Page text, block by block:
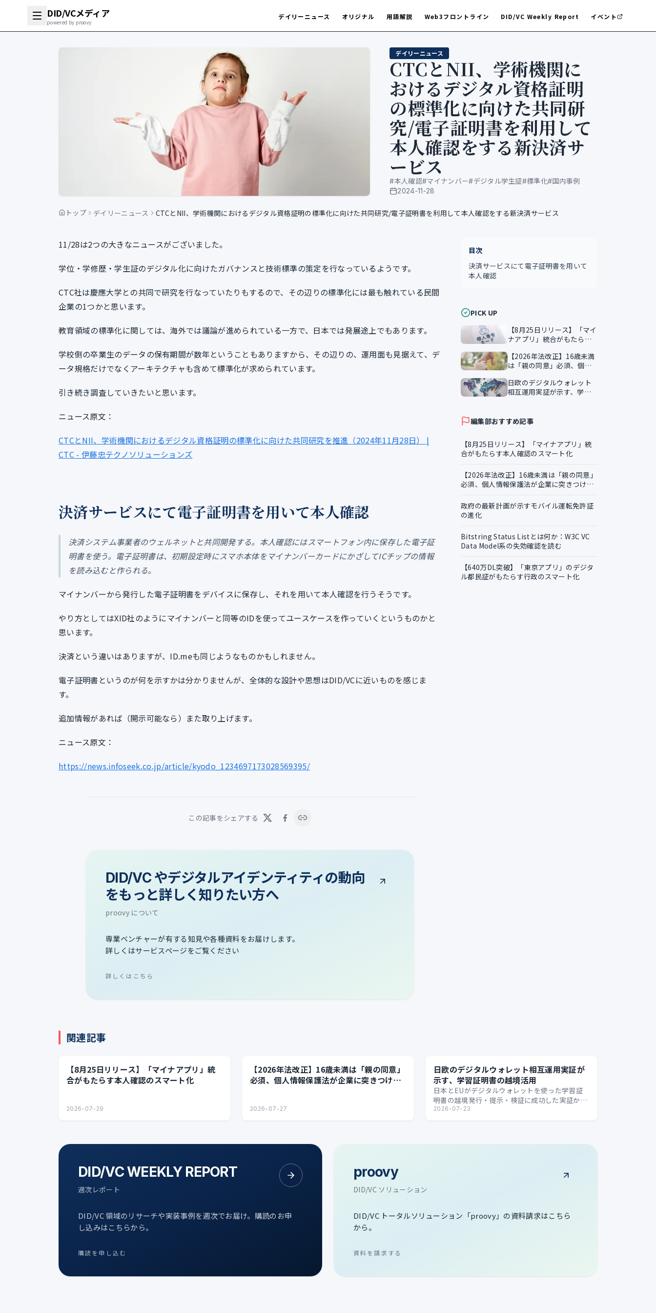
DID/VCメディア
powered by proovy
デイリーニュース オリジナル 用語解説 Web3フロントライン DID/VC Weekly Report イベント
デイリーニュース
CTCとNII、学術機関に
おけるデジタル資格証明
の標準化に向けた共同研
究/電子証明書を利用して
本人確認をする新決済サ
ービス
#本人確認#マイナンバー#デジタル学生証#標準化#国内事例
公開日
2024-11-28
トップ デイリーニュース CTCとNII、学術機関におけるデジタル資格証明の標準化に向けた共同研究/電子証明書を利用して本人確認をする新決済サービス
11/28は2つの大きなニュースがございました。
学位・学修歴・学生証のデジタル化に向けたガバナンスと技術標準の策定を行なっているようです。
CTC社は慶應大学との共同で研究を行なっていたりもするので、その辺りの標準化には最も触れている民間
企業の1つかと思います。
教育領域の標準化に関しては、海外では議論が進められている一方で、日本では発展途上でもあります。
学校側の卒業生のデータの保有期間が数年ということもありますから、その辺りの、運用面も見据えて、デ
ータ規格だけでなくアーキテクチャも含めて標準化が求められています。
引き続き調査していきたいと思います。
ニュース原文：
CTCとNII、学術機関におけるデジタル資格証明の標準化に向けた共同研究を推進（2024年11月28日） |
CTC - 伊藤忠テクノソリューションズ
決済サービスにて電子証明書を用いて本人確認
決済システム事業者のウェルネットと共同開発する。本人確認にはスマートフォン内に保存した電子証
明書を使う。電子証明書は、初期設定時にスマホ本体をマイナンバーカードにかざしてICチップの情報
を読み込むと作られる。
マイナンバーから発行した電子証明書をデバイスに保存し、それを用いて本人確認を行うそうです。
やり方としてはXID社のようにマイナンバーと同等のIDを使ってユースケースを作っていくというものかと
思います。
決済という違いはありますが、ID.meも同じようなものかもしれません。
電子証明書というのが何を示すかは分かりませんが、全体的な設計や思想はDID/VCに近いものを感じま
す。
追加情報があれば（開示可能なら）また取り上げます。
ニュース原文：
https://news.infoseek.co.jp/article/kyodo_1234697173028569395/
この記事をシェアする
DID/VC やデジタルアイデンティティの動向
をもっと詳しく知りたい方へ
proovy について
専業ベンチャーが有する知見や各種資料をお届けします。
詳しくはサービスページをご覧ください
詳しくはこちら
目次
決済サービスにて電子証明書を用いて
本人確認
PICK UP
【8月25日リリース】「マイ
ナアプリ」統合がもたらす
【2026年法改正】16歳未満
は「親の同意」必須、個人
ける実務課題
日欧のデジタルウォレット
相互運用実証が示す、学習
編集部おすすめ記事
【8月25日リリース】「マイナアプリ」統
合がもたらす本人確認のスマート化
【2026年法改正】16歳未満は「親の同意」
必須、個人情報保護法が企業に突きつける
政府の最新計画が示すモバイル運転免許証
の進化
Bitstring Status Listとは何か：W3C VC
Data Model系の失効確認を読む
【640万DL突破】「東京アプリ」のデジタ
ル都民証がもたらす行政のスマート化
関連記事
【8月25日リリース】「マイナアプリ」統
合がもたらす本人確認のスマート化
2026-07-29
【2026年法改正】16歳未満は「親の同意」
必須、個人情報保護法が企業に突きつける
2026-07-27
日欧のデジタルウォレット相互運用実証が
示す、学習証明書の越境活用
日本とEUがデジタルウォレットを使った学習証
明書の越境発行・提示・検証に成功した実証か
ら、国境を越えるデジタル証明の可能性を整理し
ます。
2026-07-23
DID/VC WEEKLY REPORT
週次レポート
DID/VC 領域のリサーチや実装事例を週次でお届け。購読のお申
し込みはこちらから。
購読を申し込む
proovy
DID/VC ソリューション
DID/VC トータルソリューション「proovy」の資料請求はこちら
から。
資料を請求する